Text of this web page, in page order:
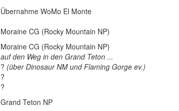
Übernahme WoMo El Monte
Moraine CG (Rocky Mountain NP)
Moraine CG (Rocky Mountain NP)
auf den Weg in den Grand Teton ...
? (über Dinosaur NM und Flaming Gorge ev.)
?
?
Grand Teton NP